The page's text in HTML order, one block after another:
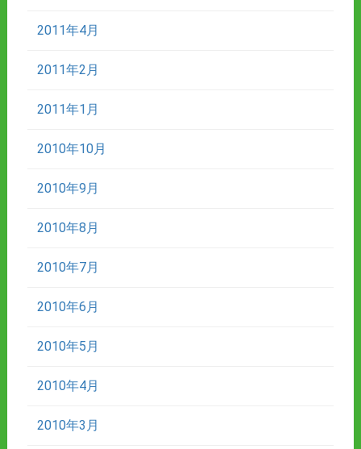
2011年4月
2011年2月
2011年1月
2010年10月
2010年9月
2010年8月
2010年7月
2010年6月
2010年5月
2010年4月
2010年3月